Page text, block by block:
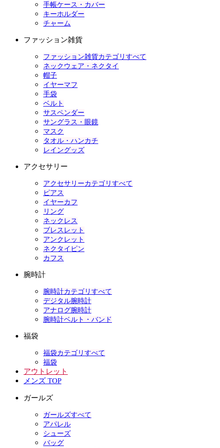
手帳ケース・カバー
キーホルダー
チャーム
ファッション雑貨
ファッション雑貨カテゴリすべて
ネックウェア・ネクタイ
帽子
イヤーマフ
手袋
ベルト
サスペンダー
サングラス・眼鏡
マスク
タオル・ハンカチ
レイングッズ
アクセサリー
アクセサリーカテゴリすべて
ピアス
イヤーカフ
リング
ネックレス
ブレスレット
アンクレット
ネクタイピン
カフス
腕時計
腕時計カテゴリすべて
デジタル腕時計
アナログ腕時計
腕時計ベルト・バンド
福袋
福袋カテゴリすべて
福袋
アウトレット
メンズ TOP
ガールズ
ガールズすべて
アパレル
シューズ
バッグ